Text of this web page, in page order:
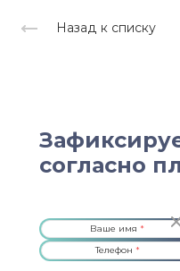
Назад к списку
согласно
Ваше имя *
Телефон *